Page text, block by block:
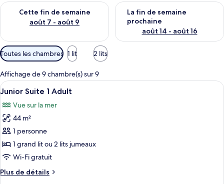
Cette fin de semaine
août 7 - août 9
Vérifier la disponibilité pour cette fin de semaine août 7 -
La fin de semaine
prochaine
août 14 - août 16
Vérifier la disponibilité pour
Filtres
disponibles
pour
les
chambres
Toutes les chambres 1 lit 2 lits
Affichage de 9 chambre(s) sur 9
Afficher
toutes
les
photos
pour
ce
type
chambre :
Une chambre d’hôtel avec un
7
Junior Suite 1 Adult
Vue sur la mer
44 m²
1 personne
1 grand lit ou 2 lits jumeaux
Wi-Fi gratuit
Plus de détails
Plus